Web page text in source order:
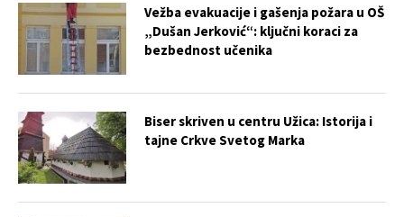
Vežba evakuacije i gašenja požara u OŠ
„Dušan Jerković“: ključni koraci za
bezbednost učenika
Biser skriven u centru Užica: Istorija i
tajne Crkve Svetog Marka